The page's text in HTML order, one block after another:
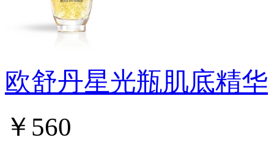
欧舒丹星光瓶肌底精华
￥560